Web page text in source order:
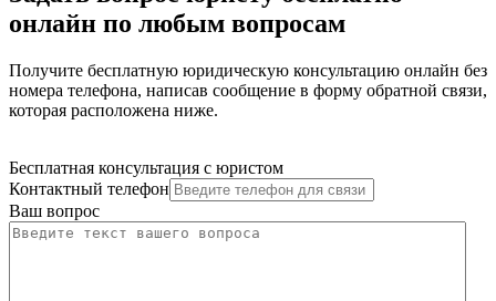
онлайн по любым вопросам
Получите бесплатную юридическую консультацию онлайн без
номера телефона, написав сообщение в форму обратной связи,
которая расположена ниже.
Бесплатная консультация с юристом
Контактный телефон
Ваш вопрос